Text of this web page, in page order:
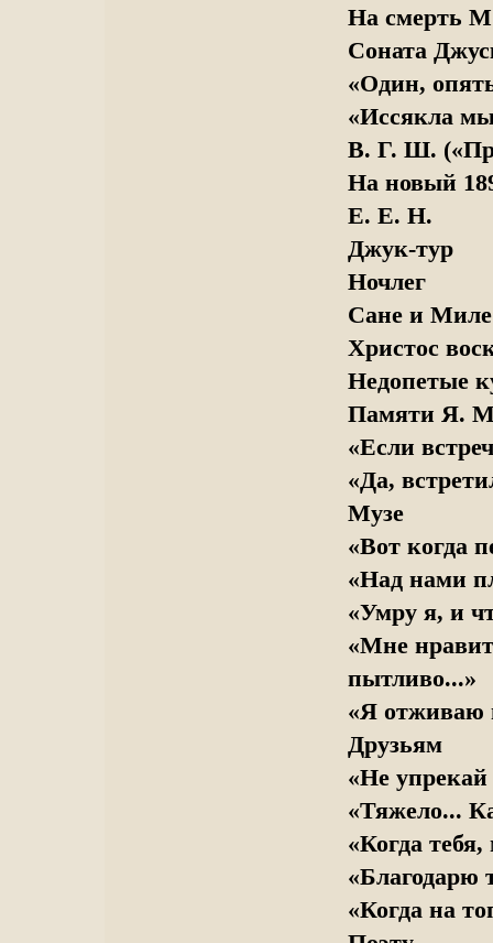
На смерть
Соната
«Один,
«Иссякла
В. Г. Ш.
На новый
Е. Е. Н.
Джук-тур
Ночлег
Сане и
Христос
Недопетые
Памяти Я.
«Если
«Да,
Музе
«Вот когда
«Над нами
«Умру я, и
«Мне
пытливо...»
«Я отживаю
Друзьям
«Не
«Тяжело...
«Когда
«Благодарю
«Когда на